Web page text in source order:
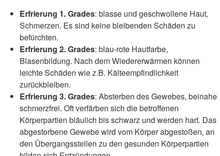
Erfrierung 1. Grades: blasse und geschwollene Haut,
Schmerzen. Es sind keine bleibenden Schäden zu
befürchten.
Erfrierung 2. Grades: blau-rote Hautfarbe,
Blasenbildung. Nach dem Wiedererwärmen können
leichte Schäden wie z.B. Kälteempfindlichkeit
zurückbleiben.
Erfrierung 3. Grades: Absterben des Gewebes, beinahe
schmerzfrei. Oft verfärben sich die betroffenen
Körperpartien bläulich bis schwarz und werden hart. Das
abgestorbene Gewebe wird vom Körper abgestoßen, an
den Übergangsstellen zu den gesunden Körperpartien